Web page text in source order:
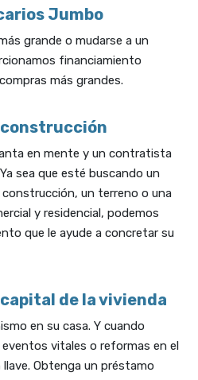
Jumbo
grande o mudarse a un
financiamiento
más grandes.
en mente y un contratista
sea que esté buscando un
un terreno o una
y residencial, podemos
que le ayude a concretar su
de la vivienda
en su casa. Y cuando
vitales o reformas en el
Obtenga un préstamo